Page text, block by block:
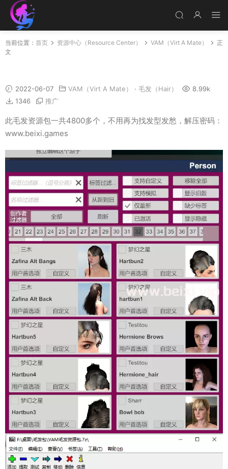
当前位置： 首页 资源中心（Resource Center） VAM（Virt A Mate）
正
文
2022-06-07 VAM（Virt A Mate） · 毛发（Hair）
8.99k
1346
推广
此毛发资源包一共4800多个，不用再为找发型发愁，解压密码：
www.beixi.games